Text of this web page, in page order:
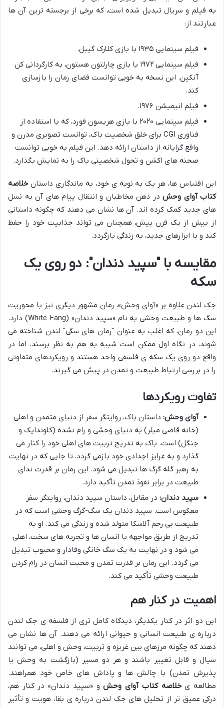
به فیلم و سریال تبدیل شده است، که برخی از برجسته ترین آن ها
عبارتند از:
فیلم سینمایی ۱۹۳۵ با بازی کلارک گیبل.
فیلم سینمایی ۱۹۷۲ با بازی چارلتون هستون، به کارگردانی کن
آنکین. این نسخه به خوبی توانست فضای رمان را بازسازی
کند.
فیلم انیمیشن ۱۹۷۶.
فیلم سینمایی ۲۰۲۰ با بازی هریسون فورد، که با استفاده از
فناوری CGI برای خلق شخصیت باک، توانست تصویری مدرن و
واقع گرایانه از داستان ارائه دهد. این فیلم به خوبی توانست
صحنه های اکشن و تحول شخصیتی باک را به نمایش بگذارد.
این اقتباس ها، هر یک به نوبه ی خود، به ماندگاری داستان خلاصه
کتاب آوای وحش در ذهن مخاطبان و انتقال پیام های آن به نسل
های جدید کمک کرده اند. آن ها نشان می دهند که چگونه داستانی
از بیش از یک قرن پیش، همچنان می تواند جذابیت خود را حفظ
کند و با ابزارهای جدید، به زندگی بازگردد.
مقایسه با "سپید دندان": دو روی یک
سکه
جک لندن علاوه بر «آوای وحش»، رمان مشهور دیگری نیز با محوریت
سگ ها و طبیعت وحشی به نام «سپید دندان» (White Fang) دارد.
این دو رمان، که اغلب به عنوان "رمان های سگی" لندن شناخته می
شوند، در نگاه اول ممکن است شبیه به هم به نظر برسند، اما در
واقع دو روی یک سکه ی فلسفی واحد هستند و رویکردهای متفاوتی
را در بررسی ارتباط طبیعت و تمدن در پیش می گیرند.
تفاوت رویکردها
آوای وحش: داستان باک، روایتگر سفر از دنیای متمدن و اهلی
(خانه قاضی میلر) به دنیای وحشی و رام نشده (کلوندایک و
جنگل) است. باک به تدریج تربیت های اهلی خود را کنار می
گذارد و به غرایز اجدادی خود بازمی گردد، تا جایی که در نهایت
به رهبر گله گرگ ها تبدیل می شود. این رمان بر قدرت ندای
طبیعت در برابر نفوذ تمدن تأکید دارد.
سپید دندان: در مقابل، داستان سپید دندان، روایتگر سفر
معکوس است. سپید دندان یک سگ-گرگ وحشی است که در
طبیعت بی رحم آلاسکا متولد شده و زندگی می کند. او به
تدریج از طریق مواجهه با انسان ها و تجربه های سخت، اهلی
می شود و در نهایت به یک سگ خانگی وفادار و محبوب تبدیل
می گردد. این رمان بر قدرت تمدن و محبت انسان در رام کردن
طبیعت وحشی تأکید می کند.
اهمیت در کنار هم
این دو اثر در کنار یکدیگر، دیدگاه کامل تری از فلسفه ی جک لندن
درباره ی طبیعت انسانی و حیوانی ارائه می دهند. آن ها نشان می
دهند که چگونه مرزهای بین غریزه و تربیت، وحش و اهلی، می توانند
سیال و قابل تغییر باشند و هر دو مسیر (بازگشت به وحش یا
پذیرش تمدن) با چالش ها و پاداش های خاص خود همراهند.
مطالعه یخلاصه کتاب آوای وحشو «سپید دندان» در کنار هم،
درکی عمیق تر از تحلیل های جک لندن درباره ی بقا، هویت و تأثیر